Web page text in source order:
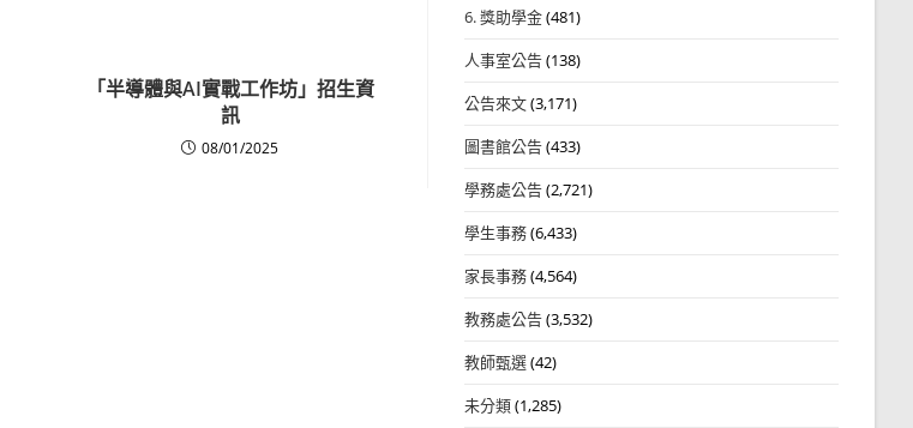
「半導體與AI實戰工作坊」招生資
訊
08/01/2025
6. 獎助學金(481)
人事室公告(138)
公告來文(3,171)
圖書館公告(433)
學務處公告(2,721)
學生事務(6,433)
家長事務(4,564)
教務處公告(3,532)
教師甄選(42)
未分類(1,285)